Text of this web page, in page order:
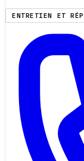
ENTRETIEN ET